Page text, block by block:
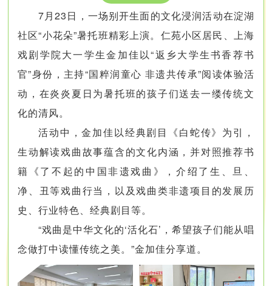
7月23日，一场别开生面的文化浸润活动在淀湖
社区“小花朵”暑托班精彩上演。仁苑小区居民、上海
戏剧学院大一学生金加佳以“返乡大学生书香荐书
官”身份，主持“国粹润童心 非遗共传承”阅读体验活
动，在炎炎夏日为暑托班的孩子们送去一缕传统文
化的清风。
活动中，金加佳以经典剧目《白蛇传》为引，
生动解读戏曲故事蕴含的文化内涵，并对照推荐书
籍《了不起的中国非遗戏曲》，介绍了生、旦、
净、丑等戏曲行当，以及戏曲类非遗项目的发展历
史、行业特色、经典剧目等。
“戏曲是中华文化的‘活化石’，希望孩子们能从唱
念做打中读懂传统之美。”金加佳分享道。